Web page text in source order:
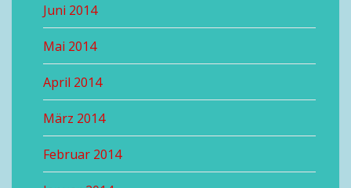
Juni 2014
Mai 2014
April 2014
März 2014
Februar 2014